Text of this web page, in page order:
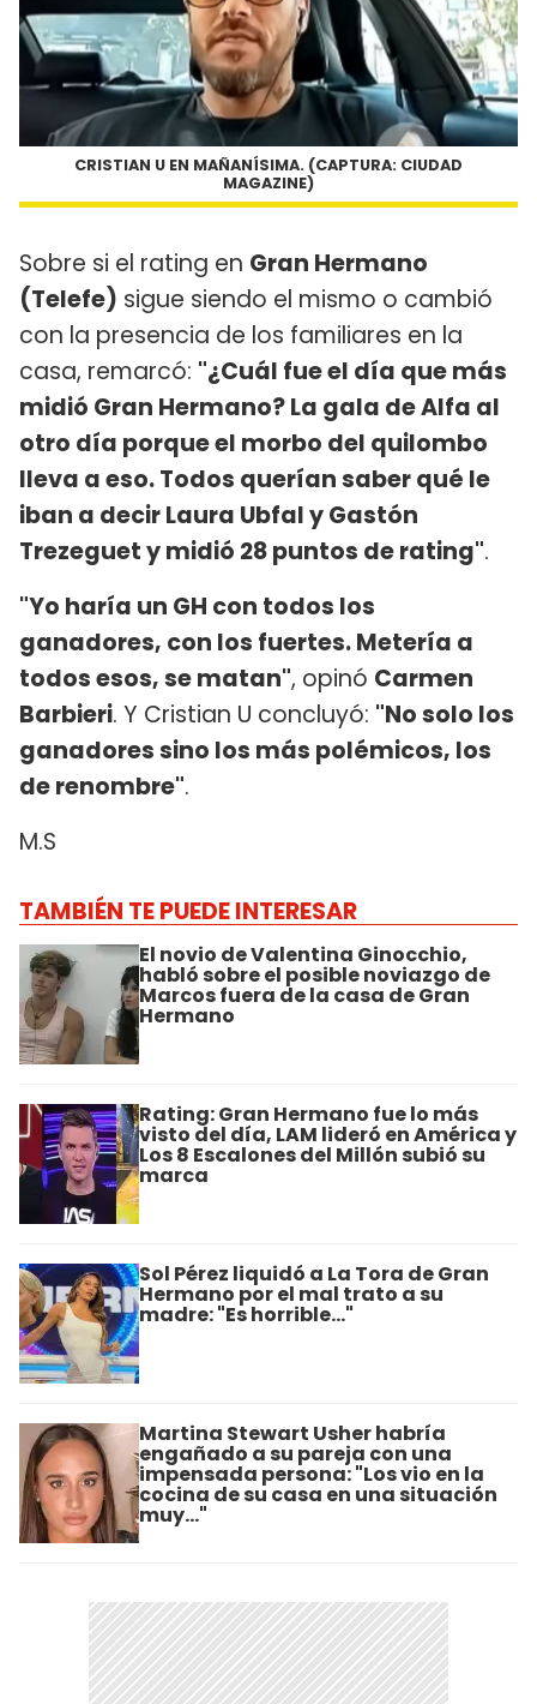
CRISTIAN U EN MAÑANÍSIMA. (CAPTURA: CIUDAD
MAGAZINE)
Sobre si el rating en Gran Hermano
(Telefe) sigue siendo el mismo o cambió
con la presencia de los familiares en la
casa, remarcó: "¿Cuál fue el día que más
midió Gran Hermano? La gala de Alfa al
otro día porque el morbo del quilombo
lleva a eso. Todos querían saber qué le
iban a decir Laura Ubfal y Gastón
Trezeguet y midió 28 puntos de rating".
"Yo haría un GH con todos los
ganadores, con los fuertes. Metería a
todos esos, se matan", opinó Carmen
Barbieri. Y Cristian U concluyó: "No solo los
ganadores sino los más polémicos, los
de renombre".
M.S
TAMBIÉN TE PUEDE INTERESAR
El novio de Valentina Ginocchio,
habló sobre el posible noviazgo de
Marcos fuera de la casa de Gran
Hermano
Rating: Gran Hermano fue lo más
visto del día, LAM lideró en América y
Los 8 Escalones del Millón subió su
marca
Sol Pérez liquidó a La Tora de Gran
Hermano por el mal trato a su
madre: "Es horrible..."
Martina Stewart Usher habría
engañado a su pareja con una
impensada persona: "Los vio en la
cocina de su casa en una situación
muy..."